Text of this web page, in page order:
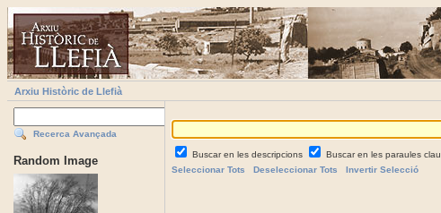
Arxiu Històric de Llefià
Recerca Avançada
Random Image Buscar en les descripcions Buscar en les paraules clau
Seleccionar Tots
Deseleccionar Tots Invertir Selecció